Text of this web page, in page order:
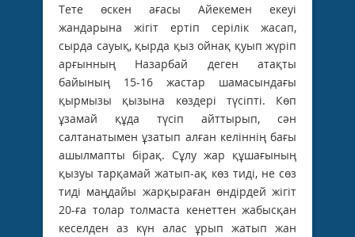
Тете өскен ағасы Айекемен екеуі
жандарына жігіт ертіп серілік жасап,
сырда сауық, қырда қыз ойнақ қуып жүріп
арғынның Назарбай деген атақты
байының 15-16 жастар шамасындағы
қырмызы қызына көздері түсіпті. Көп
ұзамай құда түсіп айттырып, сән
салтанатымен ұзатып алған келіннің бағы
ашылмапты бірақ. Сұлу жар құшағының
қызуы тарқамай жатып-ақ көз тиді, не сөз
тиді маңдайы жарқыраған өндірдей жігіт
20-ға толар толмаста кенеттен жабысқан
кеселден аз күн алас ұрып жатып жан